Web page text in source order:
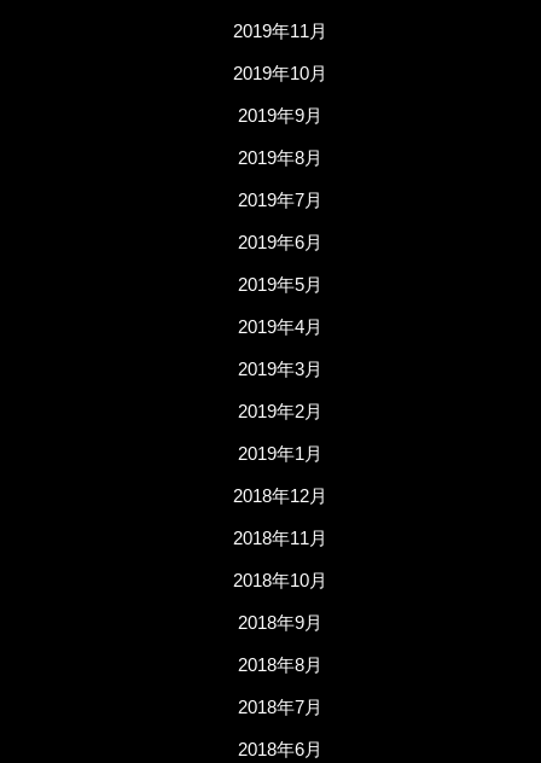
2019年11月
2019年10月
2019年9月
2019年8月
2019年7月
2019年6月
2019年5月
2019年4月
2019年3月
2019年2月
2019年1月
2018年12月
2018年11月
2018年10月
2018年9月
2018年8月
2018年7月
2018年6月